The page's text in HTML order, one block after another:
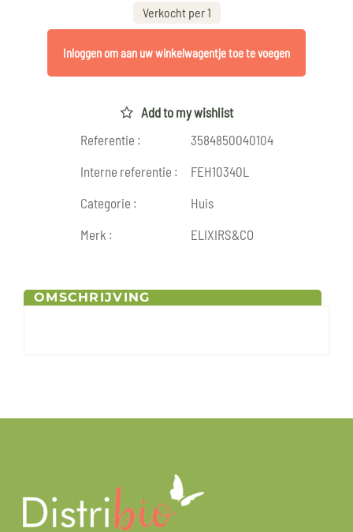
Verkocht per 1
Inloggen om aan uw winkelwagentje toe te voegen
Add to my wishlist
Referentie :
3584850040104
Interne referentie :
FEH10340L
Categorie :
Huis
Merk :
ELIXIRS&CO
OMSCHRIJVING